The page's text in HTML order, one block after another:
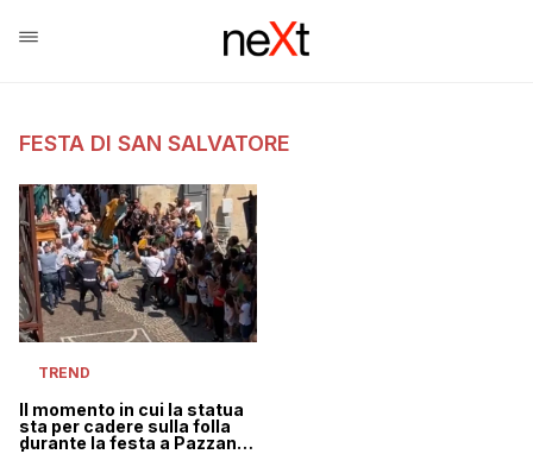
FESTA DI SAN SALVATORE
TREND
Il momento in cui la statua
sta per cadere sulla folla
durante la festa a Pazzano